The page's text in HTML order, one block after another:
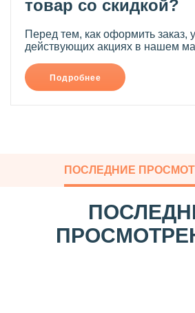
товар со скидкой?
Перед тем, как оформить заказ,
действующих акциях в нашем
Подробнее
ПОСЛЕДНИЕ